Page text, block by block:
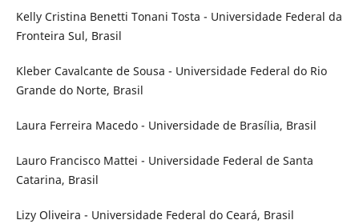
Kelly Cristina Benetti Tonani Tosta - Universidade Federal da
Fronteira Sul, Brasil
Kleber Cavalcante de Sousa - Universidade Federal do Rio
Grande do Norte, Brasil
Laura Ferreira Macedo - Universidade de Brasília, Brasil
Lauro Francisco Mattei - Universidade Federal de Santa
Catarina, Brasil
Lizy Oliveira - Universidade Federal do Ceará, Brasil